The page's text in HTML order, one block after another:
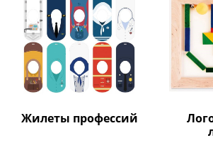
Жилеты профессий